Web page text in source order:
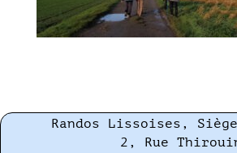
Randos Lissoises,
2, Rue